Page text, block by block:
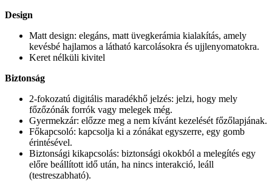
Design
Matt design: elegáns, matt üvegkerámia kialakítás, amely
kevésbé hajlamos a látható karcolásokra és ujjlenyomatokra.
Keret nélküli kivitel
Biztonság
2-fokozatú digitális maradékhő jelzés: jelzi, hogy mely
főzőzónák forrók vagy melegek még.
Gyermekzár: előzze meg a nem kívánt kezelését főzőlapjának.
Főkapcsoló: kapcsolja ki a zónákat egyszerre, egy gomb
érintésével.
Biztonsági kikapcsolás: biztonsági okokból a melegítés egy
előre beállított idő után, ha nincs interakció, leáll
(testreszabható).